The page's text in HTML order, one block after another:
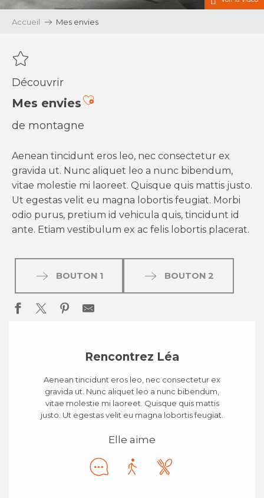
Accueil Mes envies
Découvrir
Mes enviesAjouter aux favoris
de montagne
Aenean tincidunt eros leo, nec consectetur ex
gravida ut. Nunc aliquet leo a nunc bibendum,
vitae molestie mi laoreet. Quisque quis mattis justo.
Ut egestas velit eu magna lobortis feugiat. Morbi
odio purus, pretium id vehicula quis, tincidunt id
ante. Etiam vestibulum ex ac felis lobortis placerat.
BOUTON 1 BOUTON 2
Rencontrez Léa
Aenean tincidunt eros leo, nec consectetur ex
gravida ut. Nunc aliquet leo a nunc bibendum,
vitae molestie mi laoreet. Quisque quis mattis
justo. Ut egestas velit eu magna lobortis feugiat.
Elle aime